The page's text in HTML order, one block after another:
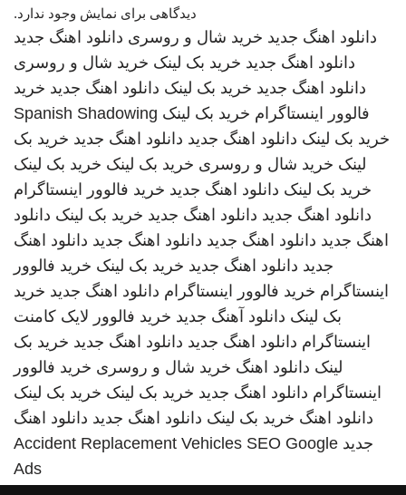
دیدگاهی برای نمایش وجود ندارد.
دانلود اهنگ جدید خرید شال و روسری دانلود اهنگ جدید
دانلود اهنگ جدید خرید بک لینک خرید شال و روسری
دانلود اهنگ جدید خرید بک لینک دانلود اهنگ جدید خرید
فالوور اینستاگرام خرید بک لینک Spanish Shadowing
خرید بک لینک دانلود اهنگ جدید دانلود اهنگ جدید خرید بک
لینک خرید شال و روسری خرید بک لینک خرید بک لینک
خرید بک لینک دانلود اهنگ جدید خرید فالوور اینستاگرام
دانلود اهنگ جدید دانلود اهنگ جدید خرید بک لینک دانلود
اهنگ جدید دانلود اهنگ جدید دانلود اهنگ جدید دانلود اهنگ
جدید دانلود اهنگ جدید خرید بک لینک خرید فالوور
اینستاگرام خرید فالوور اینستاگرام دانلود اهنگ جدید خرید
بک لینک دانلود آهنگ جدید خرید فالوور لایک کامنت
اینستاگرام دانلود اهنگ جدید دانلود اهنگ جدید خرید بک
لینک دانلود اهنگ خرید شال و روسری خرید فالوور
اینستاگرام دانلود اهنگ جدید خرید بک لینک خرید بک لینک
دانلود اهنگ خرید بک لینک دانلود اهنگ جدید دانلود اهنگ
جدید
Accident Replacement Vehicles SEO Google
Ads